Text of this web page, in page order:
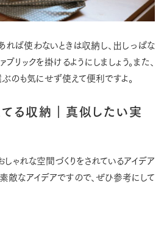
ば使わないときは収納し、出しっぱな
リックを掛けるようにしましょう。また、
のも気にせず使えて便利ですよ。
る収納｜真似したい実
ゃれな空間づくりをされているアイデア
敵なアイデアですので、ぜひ参考にして